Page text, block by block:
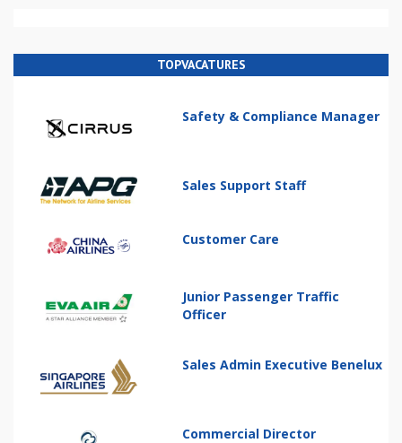
TOPVACATURES
Safety & Compliance Manager
Sales Support Staff
Customer Care
Junior Passenger Traffic
Officer
Sales Admin Executive Benelux
Commercial Director